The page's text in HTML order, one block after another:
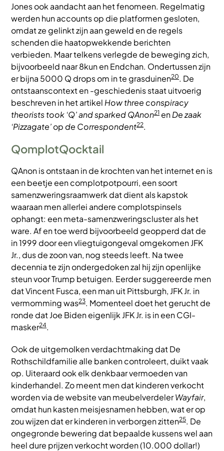
Jones ook aandacht aan het fenomeen. Regelmatig
werden hun accounts op die platformen gesloten,
omdat ze gelinkt zijn aan geweld en de regels
schenden die haatopwekkende berichten
verbieden. Maar telkens verlegde de beweging zich,
bijvoorbeeld naar 8kun en Endchan. Ondertussen zijn
er bijna 5000 Q drops om in te grasduinen20. De
ontstaanscontext en -geschiedenis staat uitvoerig
beschreven in het artikel How three conspiracy
theorists took ‘Q’ and sparked QAnon21 enDe zaak
‘Pizzagate’op de Correspondent22.
QomplotQocktail
QAnon is ontstaan in de krochten van het internet en is
een beetje een complotpotpourri, een soort
samenzweringsraamwerk dat dient als kapstok
waaraan men allerlei andere complotspinsels
ophangt: een meta-samenzweringscluster als het
ware. Af en toe werd bijvoorbeeld geopperd dat de
in 1999 door een vliegtuigongeval omgekomen JFK
Jr., dus de zoon van, nog steeds leeft. Na twee
decennia te zijn ondergedoken zal hij zijn openlijke
steun voor Trump betuigen. Eerder suggereerde men
dat Vincent Fusca, een man uit Pittsburgh, JFK Jr. in
vermomming was23. Momenteel doet het gerucht de
ronde dat Joe Biden eigenlijk JFK Jr. is in een CGI-
masker24.
Ook de uitgemolken verdachtmaking dat De
Rothschildfamilie alle banken controleert, duikt vaak
op. Uiteraard ook elk denkbaar vermoeden van
kinderhandel. Zo meent men dat kinderen verkocht
worden via de website van meubelverdelerWayfair,
omdat hun kasten meisjesnamen hebben, wat er op
zou wijzen dat er kinderen in verborgen zitten25. De
ongegronde bewering dat bepaalde kussens wel aan
heel dure prijzen verkocht worden (10.000 dollar!)